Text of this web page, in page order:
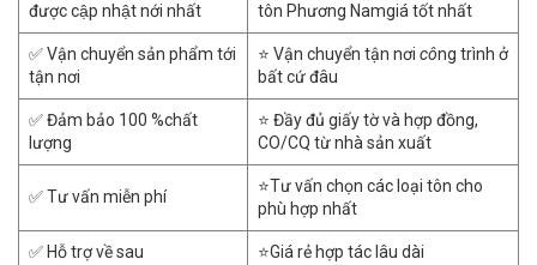
được cập nhật nới nhất
tôn Phương Namgiá tốt nhất
✅ Vận chuyển sản phẩm tới
tận nơi
⭐ Vận chuyển tận nơi công trình ở
bất cứ đâu
✅ Đảm bảo 100 %chất
lượng
⭐ Đầy đủ giấy tờ và hợp đồng,
CO/CQ từ nhà sản xuất
✅ Tư vấn miễn phí
⭐Tư vấn chọn các loại tôn cho
phù hợp nhất
✅ Hỗ trợ về sau ⭐Giá rẻ hợp tác lâu dài